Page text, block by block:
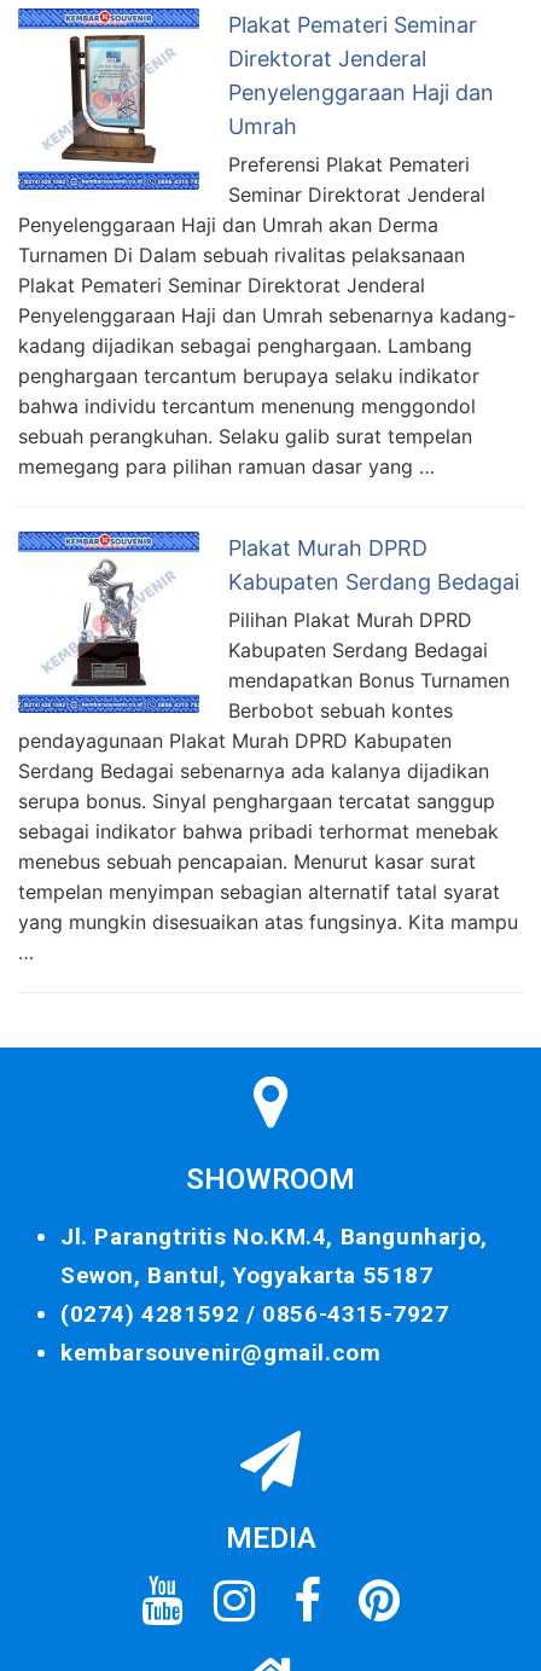
Plakat Pemateri Seminar
Direktorat Jenderal
Penyelenggaraan Haji dan
Umrah
Preferensi Plakat Pemateri
Seminar Direktorat Jenderal
Penyelenggaraan Haji dan Umrah akan Derma
Turnamen Di Dalam sebuah rivalitas pelaksanaan
Plakat Pemateri Seminar Direktorat Jenderal
Penyelenggaraan Haji dan Umrah sebenarnya kadang-
kadang dijadikan sebagai penghargaan. Lambang
penghargaan tercantum berupaya selaku indikator
bahwa individu tercantum menenung menggondol
sebuah perangkuhan. Selaku galib surat tempelan
memegang para pilihan ramuan dasar yang …
Plakat Murah DPRD
Kabupaten Serdang Bedagai
Pilihan Plakat Murah DPRD
Kabupaten Serdang Bedagai
mendapatkan Bonus Turnamen
Berbobot sebuah kontes
pendayagunaan Plakat Murah DPRD Kabupaten
Serdang Bedagai sebenarnya ada kalanya dijadikan
serupa bonus. Sinyal penghargaan tercatat sanggup
sebagai indikator bahwa pribadi terhormat menebak
menebus sebuah pencapaian. Menurut kasar surat
tempelan menyimpan sebagian alternatif tatal syarat
yang mungkin disesuaikan atas fungsinya. Kita mampu
…
SHOWROOM
Jl. Parangtritis No.KM.4, Bangunharjo,
Sewon, Bantul, Yogyakarta 55187
(0274) 4281592 / 0856-4315-7927
kembarsouvenir@gmail.com
MEDIA